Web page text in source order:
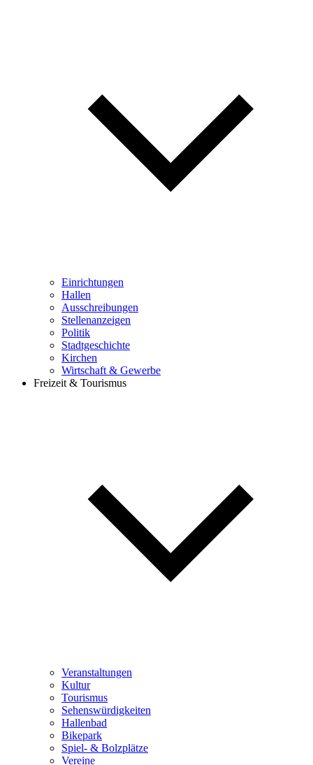
Einrichtungen
Hallen
Ausschreibungen
Stellenanzeigen
Politik
Stadtgeschichte
Kirchen
Wirtschaft & Gewerbe
Freizeit & Tourismus
Veranstaltungen
Kultur
Tourismus
Sehenswürdigkeiten
Hallenbad
Bikepark
Spiel- & Bolzplätze
Vereine